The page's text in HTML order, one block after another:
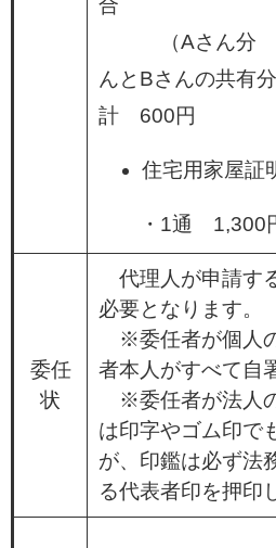
合
（Aさん分
んとBさんの共有
計 600円
住宅用家屋証
・1通 1,300
委任
状
代理人が申請す
必要となります。
※委任者が個人
者本人がすべて自
※委任者が法人
は印字やゴム印で
が、印鑑は必ず法
る代表者印を押印